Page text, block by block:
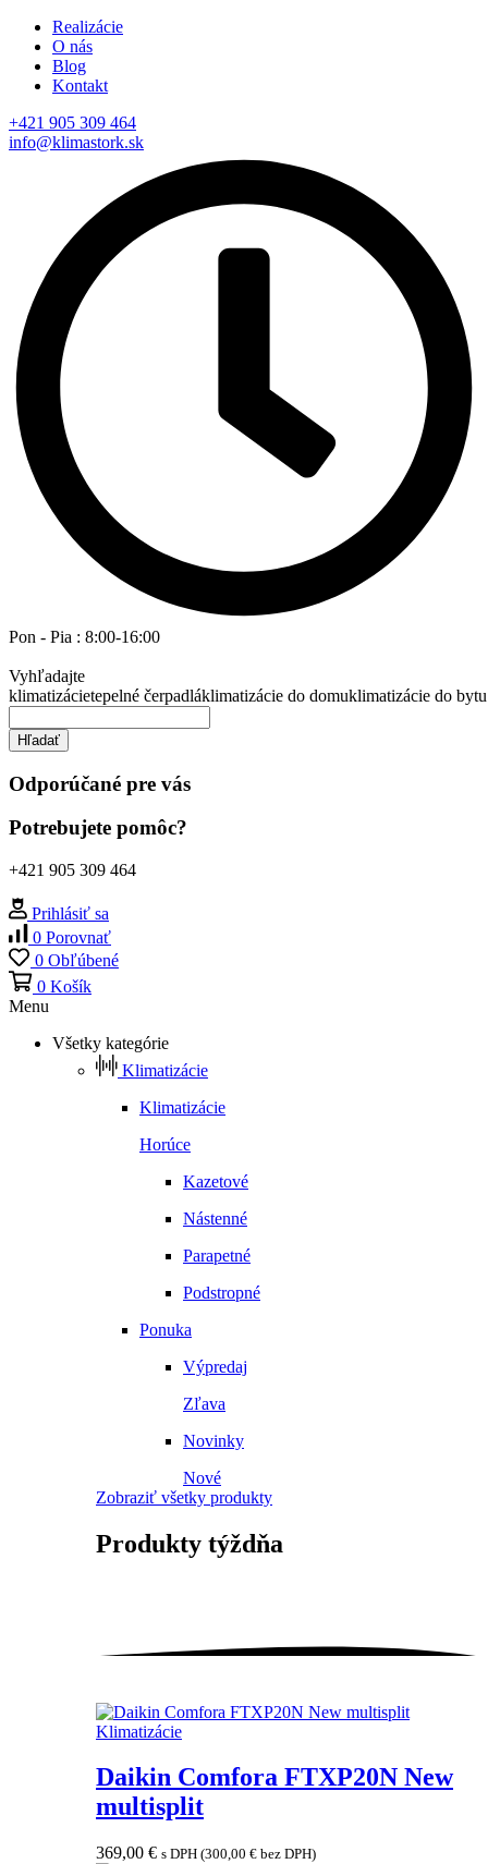
Realizácie
O nás
Blog
Kontakt
+421 905 309 464
info@klimastork.sk
Pon - Pia : 8:00-16:00
Vyhľadajte
klimatizácietepelné čerpadláklimatizácie do domuklimatizácie do bytu
Hľadať
Odporúčané pre vás
Potrebujete pomôc?
+421 905 309 464
Prihlásiť sa
0 Porovnať
0 Obľúbené
0 Košík
Menu
Všetky kategórie
Klimatizácie
Klimatizácie
Horúce
Kazetové
Nástenné
Parapetné
Podstropné
Ponuka
Výpredaj
Zľava
Novinky
Nové
Zobraziť všetky produkty
Produkty týždňa
Klimatizácie
Daikin Comfora FTXP20N New
multisplit
369,00 € s DPH (300,00 € bez DPH)